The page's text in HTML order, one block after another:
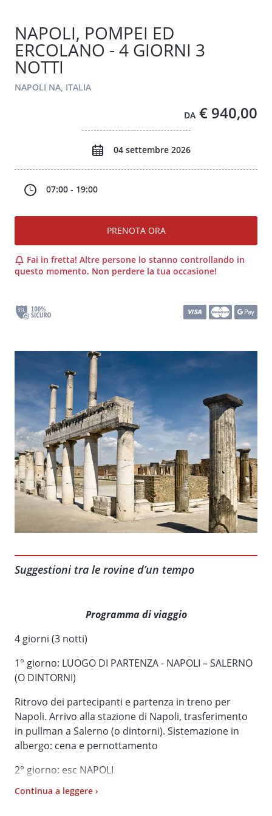
NAPOLI, POMPEI ED
ERCOLANO - 4 GIORNI 3
NOTTI
NAPOLI NA, ITALIA
DA € 940,00
04 settembre 2026
07:00 - 19:00
PRENOTA ORA
Fai in fretta! Altre persone lo stanno controllando in
questo momento. Non perdere la tua occasione!
Suggestioni tra le rovine d’un tempo
Programma di viaggio
4 giorni (3 notti)
1° giorno: LUOGO DI PARTENZA - NAPOLI – SALERNO
(O DINTORNI)
Ritrovo dei partecipanti e partenza in treno per
Napoli. Arrivo alla stazione di Napoli, trasferimento
in pullman a Salerno (o dintorni). Sistemazione in
albergo: cena e pernottamento
2° giorno: esc NAPOLI
Mezza pensione in albergo. Giornata di escursione a
Continua a leggere ›